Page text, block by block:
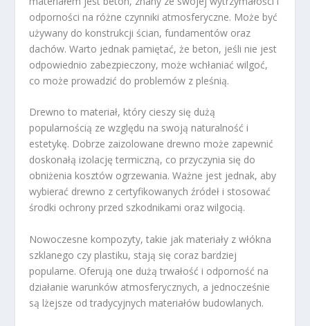
odporności na różne czynniki atmosferyczne. Może być
używany do konstrukcji ścian, fundamentów oraz
dachów. Warto jednak pamiętać, że beton, jeśli nie jest
odpowiednio zabezpieczony, może wchłaniać wilgoć,
co może prowadzić do problemów z pleśnią.
Drewno to materiał, który cieszy się dużą
popularnością ze względu na swoją naturalność i
estetykę. Dobrze zaizolowane drewno może zapewnić
doskonałą izolację termiczną, co przyczynia się do
obniżenia kosztów ogrzewania. Ważne jest jednak, aby
wybierać drewno z certyfikowanych źródeł i stosować
środki ochrony przed szkodnikami oraz wilgocią.
Nowoczesne kompozyty, takie jak materiały z włókna
szklanego czy plastiku, stają się coraz bardziej
popularne. Oferują one dużą trwałość i odporność na
działanie warunków atmosferycznych, a jednocześnie
są lżejsze od tradycyjnych materiałów budowlanych.